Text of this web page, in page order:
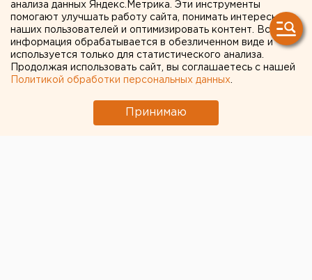
анализа данных Яндекс.Метрика. Эти инструменты
помогают улучшать работу сайта, понимать интересы
наших пользователей и оптимизировать контент. Вся
информация обрабатывается в обезличенном виде и
используется только для статистического анализа.
Продолжая использовать сайт, вы соглашаетесь с нашей
Политикой обработки персональных данных
Принимаю